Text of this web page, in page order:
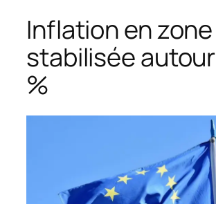
Inflation en
stabilisée
%